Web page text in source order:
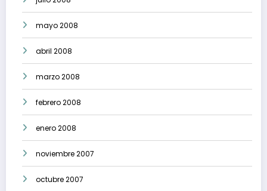
mayo 2008
abril 2008
marzo 2008
febrero 2008
enero 2008
noviembre 2007
octubre 2007